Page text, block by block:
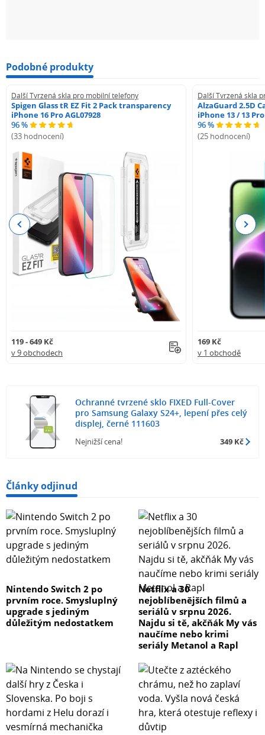
Podobné produkty
Další Tvrzená skla pro mobilní telefony
Spigen Glass tR EZ Fit 2 Pack transparency
iPhone 16 Pro AGL07928
96 %
(33 hodnocení)
119 - 649 Kč
v 9 obchodech
Další Tvrzená skla
AlzaGuard 2.5D
iPhone 13 / 13 Pro
96 %
(25 hodnocení)
169 Kč
v 1 obchodě
Previous Next
Ochranné tvrzené sklo FIXED Full-Cover
pro Samsung Galaxy S24+, lepení přes celý
displej, černé 111603
Nejnižší cena! 349 Kč
Články odjinud
Nintendo Switch 2 po
prvním roce. Smysluplný
upgrade s jediným
důležitým nedostatkem
Netflix a 30
nejoblíbenějších filmů a
seriálů v srpnu 2026.
Najdu si tě, akčňák My vás
naučíme nebo krimi
seriály Metanol a Rapl